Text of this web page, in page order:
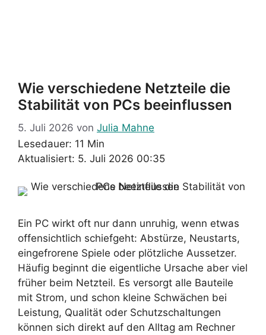
Wie verschiedene Netzteile die
Stabilität von PCs beeinflussen
5. Juli 2026 von Julia Mahne
Lesedauer: 11 Min
Aktualisiert: 5. Juli 2026 00:35
Ein PC wirkt oft nur dann unruhig, wenn etwas
offensichtlich schiefgeht: Abstürze, Neustarts,
eingefrorene Spiele oder plötzliche Aussetzer.
Häufig beginnt die eigentliche Ursache aber viel
früher beim Netzteil. Es versorgt alle Bauteile
mit Strom, und schon kleine Schwächen bei
Leistung, Qualität oder Schutzschaltungen
können sich direkt auf den Alltag am Rechner